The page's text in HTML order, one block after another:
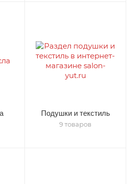
Подушки и текстиль
9 товаров